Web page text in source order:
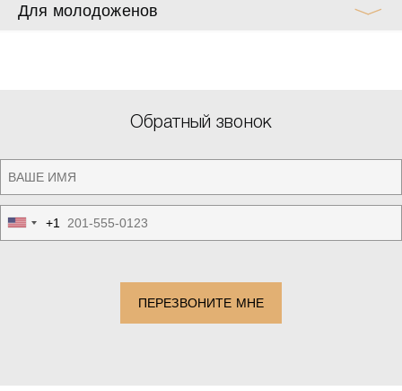
Для молодоженов
Обратный звонок
United
States
+1
ПЕРЕЗВОНИТЕ МНЕ